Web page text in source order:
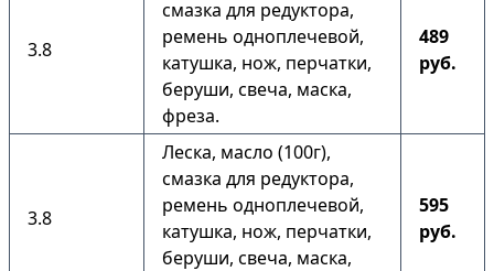
3.8
смазка для редуктора,
ремень одноплечевой,
катушка, нож, перчатки,
беруши, свеча, маска,
фреза.
489
руб.
3.8
Леска, масло (100г),
смазка для редуктора,
ремень одноплечевой,
катушка, нож, перчатки,
беруши, свеча, маска,
595
руб.